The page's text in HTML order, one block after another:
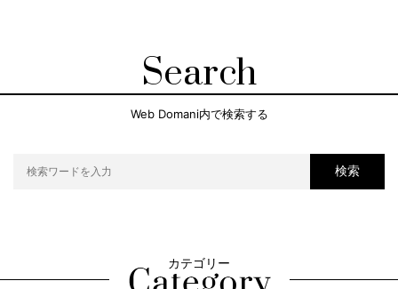
Search
Web Domani内で検索する
検索
カテゴリー